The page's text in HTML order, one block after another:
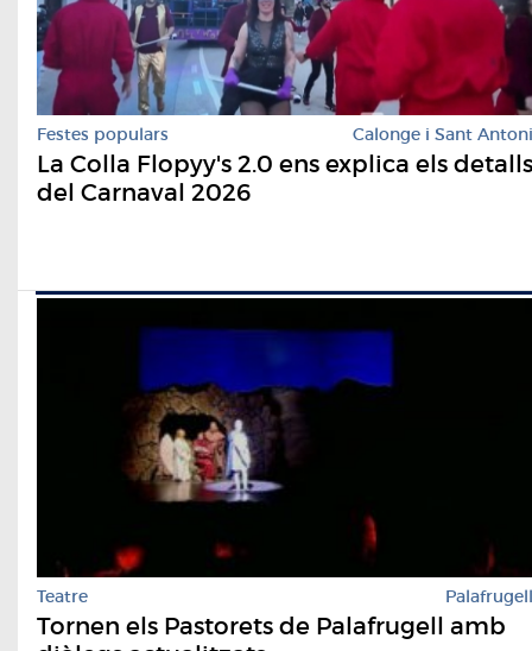
Festes populars Calonge i Sant Antoni
La Colla Flopyy's 2.0 ens explica els detalls
del Carnaval 2026
Teatre Palafrugell
Tornen els Pastorets de Palafrugell amb